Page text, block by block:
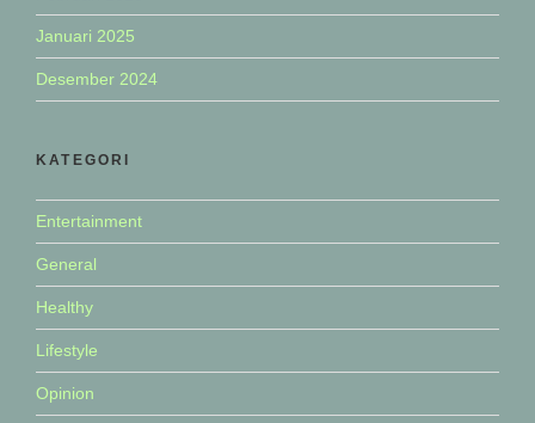
Januari 2025
Desember 2024
KATEGORI
Entertainment
General
Healthy
Lifestyle
Opinion